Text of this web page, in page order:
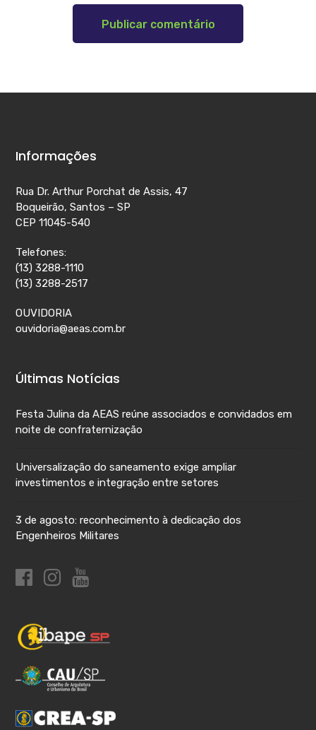
Informações
Rua Dr. Arthur Porchat de Assis, 47
Boqueirão, Santos – SP
CEP 11045-540
Telefones:
(13) 3288-1110
(13) 3288-2517
OUVIDORIA
ouvidoria@aeas.com.br
Últimas Notícias
Festa Julina da AEAS reúne associados e convidados em
noite de confraternização
Universalização do saneamento exige ampliar
investimentos e integração entre setores
3 de agosto: reconhecimento à dedicação dos
Engenheiros Militares